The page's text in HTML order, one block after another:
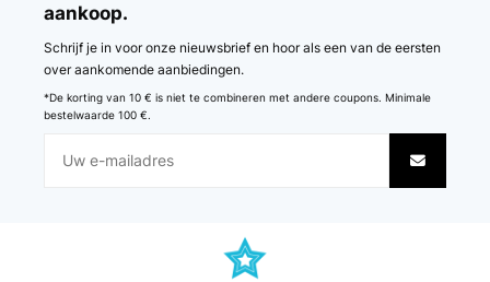
Vertaal
mit Klarstein aufgenommen, umgehend Antwort bekommen, das
Problemlösung nur sagen, dass ich absolut zufrieden bin. Danke
aankoop.
Schrijf je in voor onze nieuwsbrief en hoor als een van de eersten
over aankomende aanbiedingen.
*De korting van 10 € is niet te combineren met andere coupons. Minimale
bestelwaarde 100 €.